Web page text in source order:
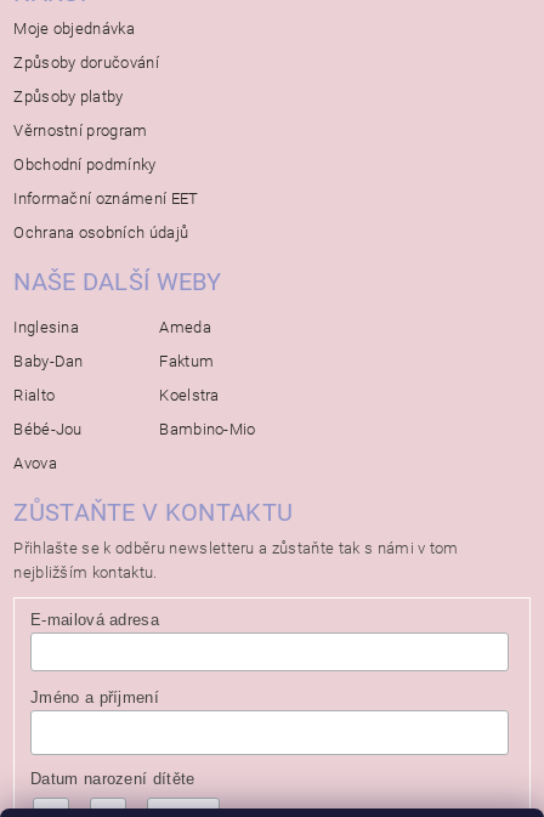
Moje objednávka
Způsoby doručování
Způsoby platby
Věrnostní program
Obchodní podmínky
Informační oznámení EET
Ochrana osobních údajů
NAŠE DALŠÍ WEBY
Inglesina
Baby-Dan
Rialto
Bébé-Jou
Avova
Ameda
Faktum
Koelstra
Bambino-Mio
ZŮSTAŇTE V KONTAKTU
Přihlašte se k odběru newsletteru a zůstaňte tak s námi v tom
nejbližším kontaktu.
E-mailová adresa
Jméno a příjmení
Datum narození dítěte